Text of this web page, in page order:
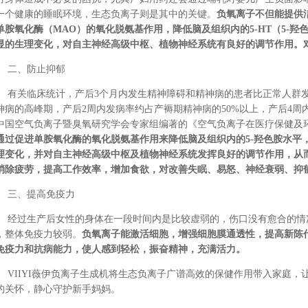
个健康的睡眠环境， 生态负离子则是其中的关键。 负氧离子不但能提供
胺氧化酶（MAO）的氧化脱氨基作用，降低脑及组织内的5-HT（5-羟
的生理变化，对自主神经高级中枢、植物神经系统有良好的调节作用。
二、 防止抑郁
有关临床统计，产后3个月内发生精神障碍和精神病的患者比正常人群
病的高峰期，产后2周内发病率约占产褥期精神病的50%以上，产后4周
国空气负离子暨臭氧研究学会专家组 编著的 《空气负离子在医疗保健
过促进单胺氧化酶的氧化脱氨基作用来降低脑及组织内的5-羟色胺水平
变化，并对自主神经高级中枢及植物神经系统发挥良好的调节作用，
除疲劳，提高工作效率，增加食欲，对改善失眠、易怒、神经衰弱、抑
三、 提高免疫力
经过生产后女性的身体在一段时间内是比较虚弱的，伤口没有愈合的
整体免疫力较弱。 负氧离子能激活细胞，增强细胞膜通透性，提高新
疫力和抗病能力，使人感到轻松，振奋精神，充满活力。
VIIYI薇伊负离子生成机将生态负离子广谱高效的保健作用带入家庭，
关怀，静心守护新手妈妈。